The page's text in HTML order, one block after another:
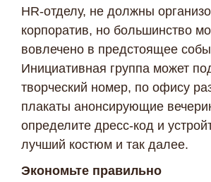
HR-отделу, не должны
корпоратив, но большинство
вовлечено в предстоящее
Инициативная группа может
творческий номер, по офису
плакаты анонсирующие
определите дресс-код и
лучший костюм и так далее.
Экономьте правильно